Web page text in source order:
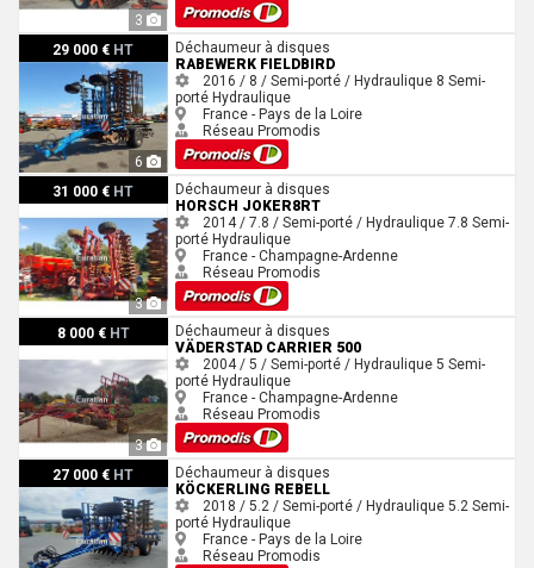
3
29 000 € HT
6
Rabewerk FIELDBIRD
Déchaumeur à disques
RABEWERK FIELDBIRD
2016 / 8 / Semi-porté / Hydraulique 8 Semi-
porté Hydraulique
France - Pays de la Loire
Réseau Promodis
31 000 € HT
3
Horsch JOKER8RT
Déchaumeur à disques
HORSCH JOKER8RT
2014 / 7.8 / Semi-porté / Hydraulique 7.8 Semi-
porté Hydraulique
France - Champagne-Ardenne
Réseau Promodis
8 000 € HT
3
Väderstad CARRIER 500Déchaumeur à disques
VÄDERSTAD CARRIER 500
2004 / 5 / Semi-porté / Hydraulique 5 Semi-
porté Hydraulique
France - Champagne-Ardenne
Réseau Promodis
27 000 € HT
Köckerling REBELL
Déchaumeur à disques
KÖCKERLING REBELL
2018 / 5.2 / Semi-porté / Hydraulique 5.2 Semi-
porté Hydraulique
France - Pays de la Loire
Réseau Promodis